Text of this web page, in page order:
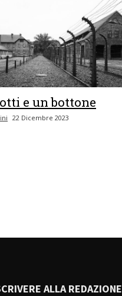
e un bottone
22 Dicembre 2023
ALLA REDAZIONE